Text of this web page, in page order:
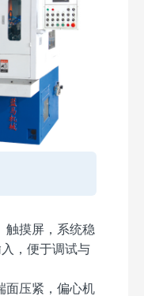
触摸屏，系统稳
，便于调试与
面压紧，偏心机